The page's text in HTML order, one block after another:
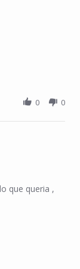
0 0
que queria ,